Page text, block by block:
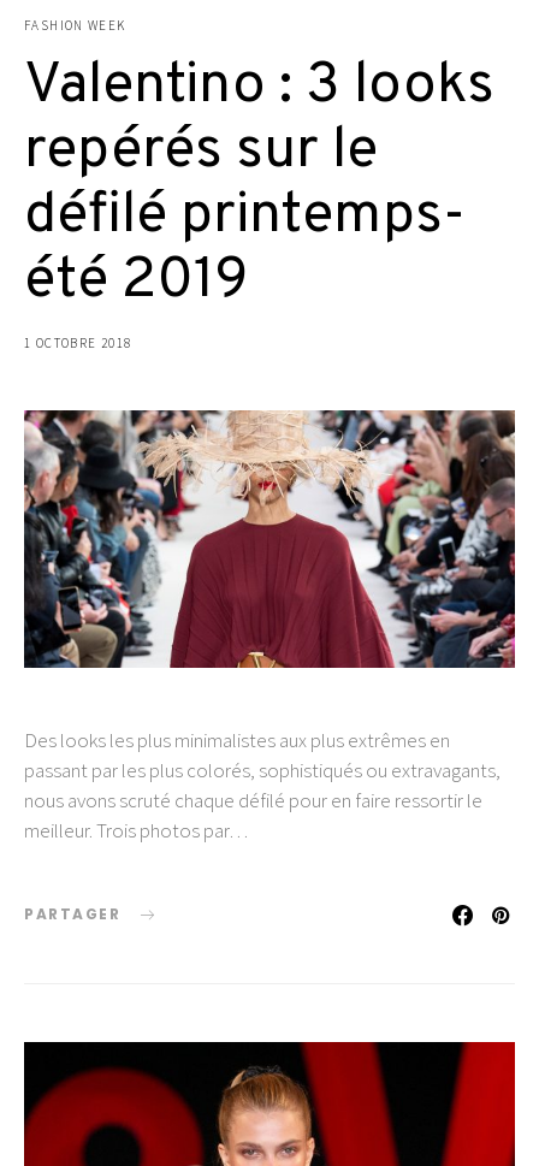
FASHION WEEK
Valentino : 3 looks
repérés sur le
défilé printemps-
été 2019
1 OCTOBRE 2018
Des looks les plus minimalistes aux plus extrêmes en
passant par les plus colorés, sophistiqués ou extravagants,
nous avons scruté chaque défilé pour en faire ressortir le
meilleur. Trois photos par…
PARTAGER